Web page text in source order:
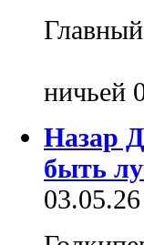
ничьей
Назар
быть